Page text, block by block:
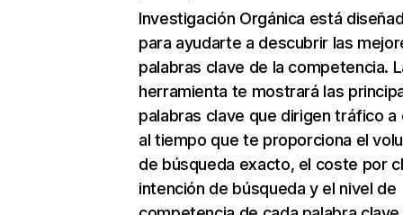
Investigación Orgánica está
para ayudarte a descubrir las
palabras clave de la competencia.
herramienta te mostrará las
palabras clave que dirigen tráfico a
al tiempo que te proporciona el
de búsqueda exacto, el coste por
intención de búsqueda y el nivel de